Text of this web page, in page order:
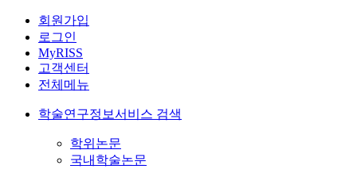
회원가입
로그인
MyRISS
고객센터
전체메뉴
학술연구정보서비스 검색
학위논문
국내학술논문